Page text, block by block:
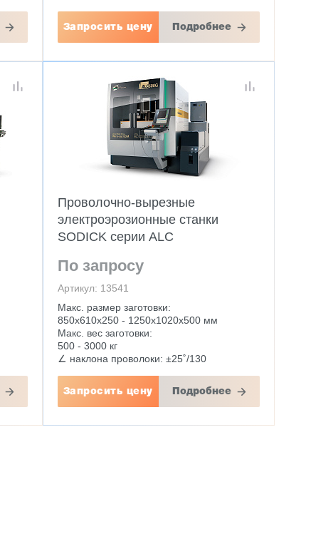
Запросить цену Подробнее
Проволочно-вырезные
электроэрозионные станки
SODICK серии ALC
По запросу
Артикул: 13541
Макс. размер заготовки:
850х610х250 - 1250х1020х500 мм
Макс. вес заготовки:
500 - 3000 кг
∠ наклона проволоки: ±25˚/130
Запросить цену Подробнее